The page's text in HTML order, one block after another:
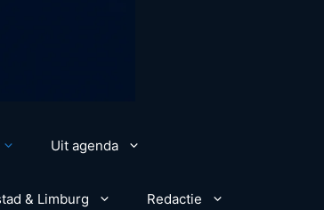
Uit agenda
& Limburg Redactie